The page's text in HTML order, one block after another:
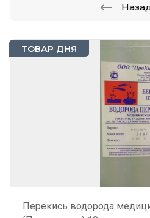
ТОВАР ДНЯ
Перекись водорода